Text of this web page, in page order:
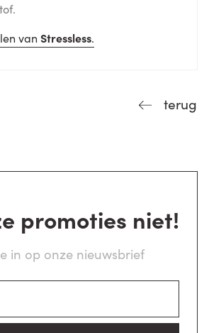
van Stressless.
terug
promoties niet!
in op onze nieuwsbrief